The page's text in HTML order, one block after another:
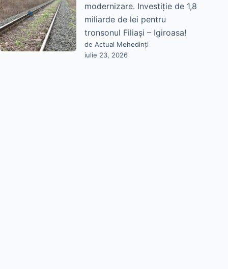
modernizare. Investiție de 1,8
miliarde de lei pentru
tronsonul Filiași – Igiroasa!
de Actual Mehedinți
iulie 23, 2026